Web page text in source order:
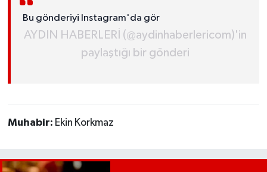
Bu gönderiyi Instagram'da gör
AYDIN HABERLERİ (@aydinhaberlericom)'in
paylaştığı bir gönderi
Muhabir: Ekin Korkmaz